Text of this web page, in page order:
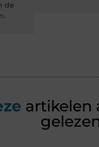
de
artikelen